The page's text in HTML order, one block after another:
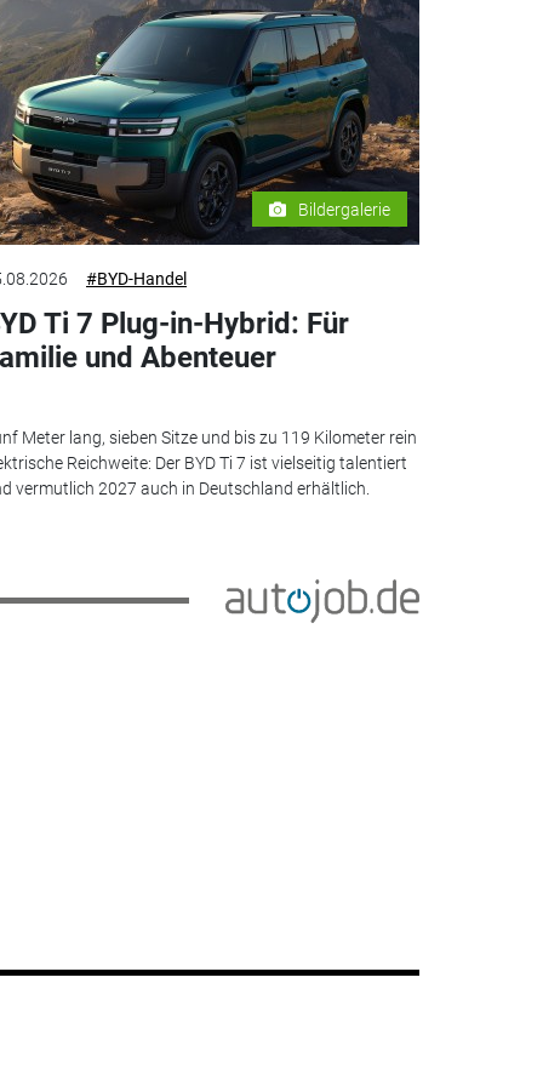
Bildergalerie
#BYD-Handel
Ti 7 Plug-in-Hybrid: Für
und Abenteuer
Meter lang, sieben Sitze und bis zu 119 Kilometer rein
Reichweite: Der BYD Ti 7 ist vielseitig talentiert
vermutlich 2027 auch in Deutschland erhältlich.